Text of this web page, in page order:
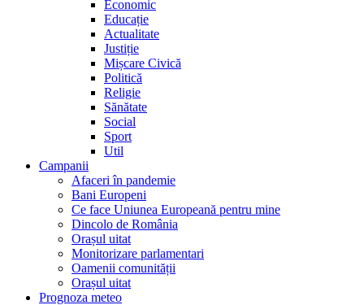
Economic
Educație
Actualitate
Justiție
Mișcare Civică
Politică
Religie
Sănătate
Social
Sport
Util
Campanii
Afaceri în pandemie
Bani Europeni
Ce face Uniunea Europeană pentru mine
Dincolo de România
Orașul uitat
Monitorizare parlamentari
Oamenii comunității
Orașul uitat
Prognoza meteo